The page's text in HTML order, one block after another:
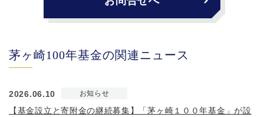
茅ヶ崎100年基金の関連ニュース
2026.06.10 お知らせ
【基金設立と寄附金の継続募集】「茅ヶ崎１００年基金」が設